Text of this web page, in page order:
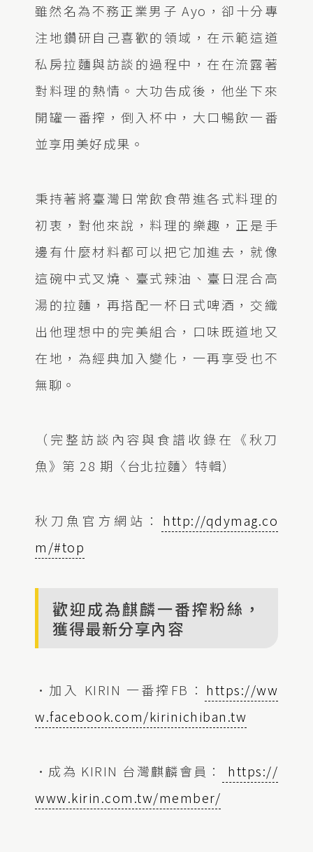
雖然名為不務正業男子 Ayo，卻十分專
注地鑽研自己喜歡的領域，在示範這道
私房拉麵與訪談的過程中，在在流露著
對料理的熱情。大功告成後，他坐下來
開罐一番搾，倒入杯中，大口暢飲一番
並享用美好成果。
秉持著將臺灣日常飲食帶進各式料理的
初衷，對他來說，料理的樂趣，正是手
邊有什麼材料都可以把它加進去，就像
這碗中式叉燒、臺式辣油、臺日混合高
湯的拉麵，再搭配一杯日式啤酒，交織
出他理想中的完美組合，口味既道地又
在地，為經典加入變化，一再享受也不
無聊。
（完整訪談內容與食譜收錄在《秋刀
魚》第 28 期〈台北拉麵〉特輯）
秋刀魚官方網站：
http://qdymag.co
m/#top
歡迎成為麒麟一番搾粉絲，
獲得最新分享內容
•加入 KIRIN 一番搾FB： https://ww
w.facebook.com/kirinichiban.tw
•成為 KIRIN 台灣麒麟會員：
https://
www.kirin.com.tw/member/